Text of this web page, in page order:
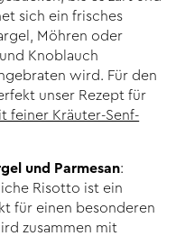
sich ein frisches
Möhren oder
Knoblauch
wird. Für den
unser Rezept für
feiner Kräuter-Senf-
und Parmesan:
Risotto ist ein
für einen besonderen
zusammen mit